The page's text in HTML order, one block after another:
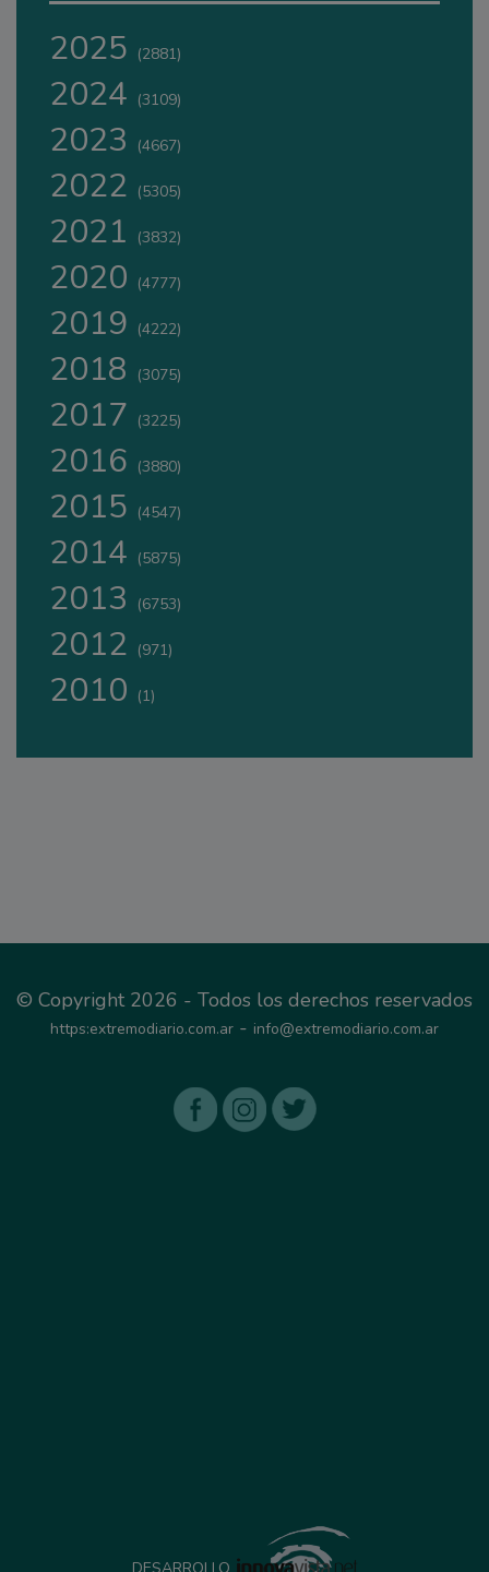
2025 (2881)
2024 (3109)
2023 (4667)
2022 (5305)
2021 (3832)
2020 (4777)
2019 (4222)
2018 (3075)
2017 (3225)
2016 (3880)
2015 (4547)
2014 (5875)
2013 (6753)
2012 (971)
2010 (1)
© Copyright 2026 - Todos los derechos reservados
https:extremodiario.com.ar - info@extremodiario.com.ar